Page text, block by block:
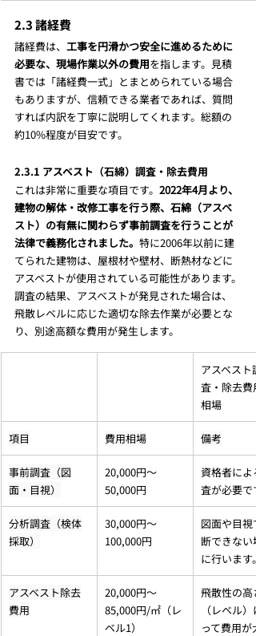
2.3 諸経費
諸経費は、 工事を円滑かつ安全に進めるために
必要な、現場作業以外の費用を指します。見積
書では「諸経費一式」とまとめられている場合
もありますが、信頼できる業者であれば、質問
すれば内訳を丁寧に説明してくれます。総額の
約10%程度が目安です。
2.3.1 アスベスト（石綿）調査・除去費用
これは非常に重要な項目です。 2022年4月より、
建物の解体・改修工事を行う際、石綿（アスベ
スト）の有無に関わらず事前調査を行うことが
法律で義務化されました。 特に2006年以前に建
てられた建物は、屋根材や壁材、断熱材などに
アスベストが使用されている可能性があります。
調査の結果、アスベストが発見された場合は、
飛散レベルに応じた適切な除去作業が必要とな
り、別途高額な費用が発生します。
アスベスト調
査・除去費
相場
項目 費用相場 備考
事前調査（図
面・目視）
20,000円～
50,000円
資格者によ
査が必要で
分析調査（検体
採取）
30,000円～
100,000円
図面や目視
断できない
に行います。
アスベスト除去
費用
20,000円～
85,000円/㎡（レ
ベル1）
飛散性の高さ
（レベル）
って費用が